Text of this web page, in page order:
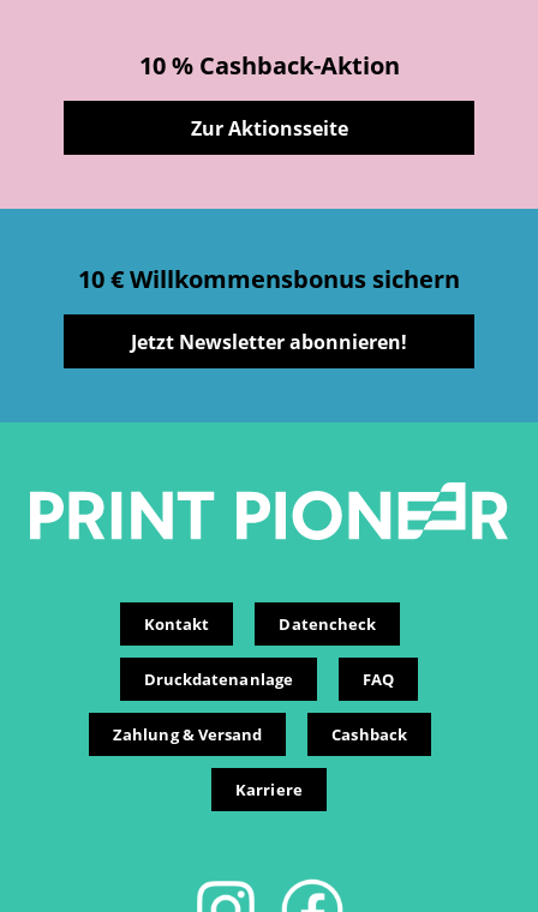
10 % Cashback-Aktion
Zur Aktionsseite
10 € Willkommensbonus sichern
Jetzt Newsletter abonnieren!
Kontakt Datencheck
Druckdatenanlage FAQ
Zahlung & Versand Cashback
Karriere